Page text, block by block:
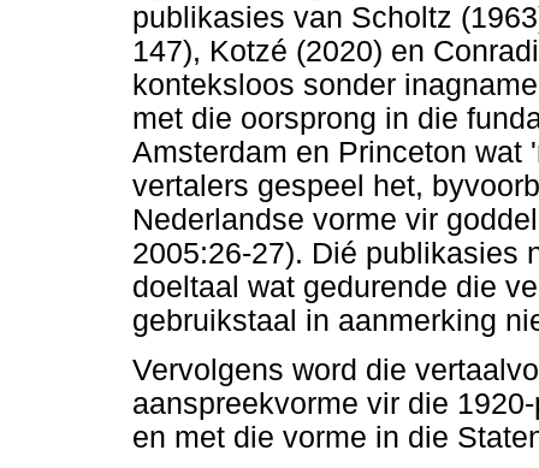
publikasies van Scholtz
147), Kotzé (2020) en
konteksloos sonder
met die oorsprong in die
Amsterdam en Princeton wat
vertalers gespeel het,
Nederlandse vorme vir
2005:26-27). Dié publikasies
doeltaal wat gedurende die
gebruikstaal in aanmerking
Vervolgens word die
aanspreekvorme vir die
en met die vorme in die